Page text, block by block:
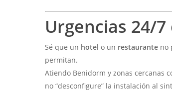
Urgencias 24/
Sé que un hotel o un restaurante no
permitan.
Atiendo Benidorm y zonas cercanas
no “desconfigure” la instalación al